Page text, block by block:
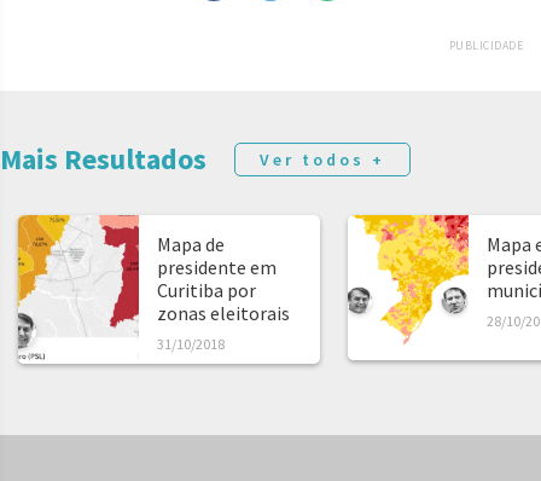
PUBLICIDADE
Mais Resultados Ver todos +
Mapa de
presidente em
Curitiba por
zonas eleitorais
31/10/2018
Mapa
28/10/